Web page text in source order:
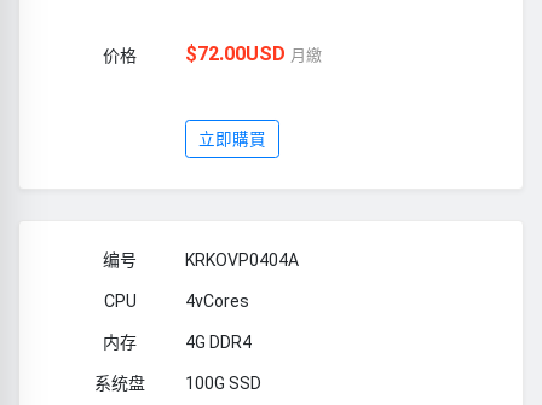
$72.00USD 月繳
立即購買
KRKOVP0404A
4vCores
4G DDR4
100G SSD